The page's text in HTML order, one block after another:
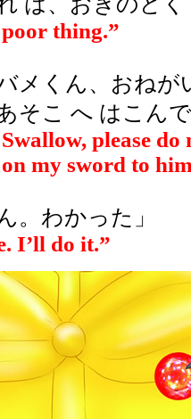
thing.”
バメくん、おね
そこ へ はこん
please
my sword to
。わかった」
I’ll do it.”